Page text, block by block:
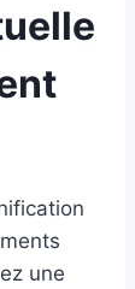
une